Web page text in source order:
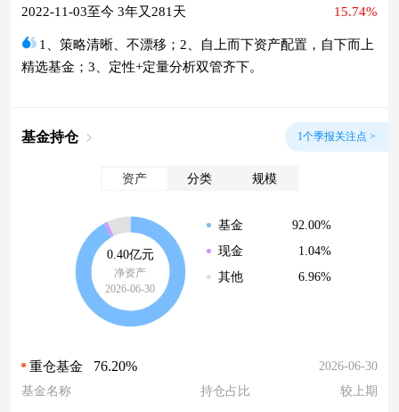
2022-11-03至今 3年又281天 15.74%
1、策略清晰、不漂移；2、自上而下资产配置，自下而上
精选基金；3、定性+定量分析双管齐下。
基金持仓 1个季报关注点 >
资产 分类 规模
0.40亿元
净资产
2026-06-30
基金
92.00%
现金
1.04%
其他
6.96%
重仓基金 76.20%
2026-06-30
基金名称
持仓占比 较上期